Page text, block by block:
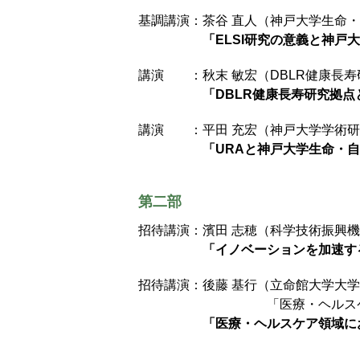
基調講演：茶谷 直人（神戸大学生命
「ELSI研究の意義と神戸
講演 ：秋末 敏宏（DBLR健康長寿
「DBLR健康長寿研究拠
講演 ：平田 充宏（神戸大学学術研
「URAと神戸大学生命・
第二部
招待講演：濱田 志穂（科学技術振興
「イノベーションを加速
招待講演：後藤 基行（立命館大学大
「医療・ヘル
「医療・ヘルスケア領域